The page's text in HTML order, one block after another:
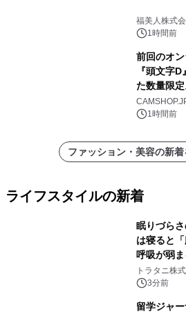
福美人株式
1時間前
前回のオ
『頭文字
た数量限
売を開始！
1時間前
ファッション・美容の新
ライフスタイルの新着
眠りづら
は寝ると
呼吸が弱
トラタニ株
3分前
留学ジャ